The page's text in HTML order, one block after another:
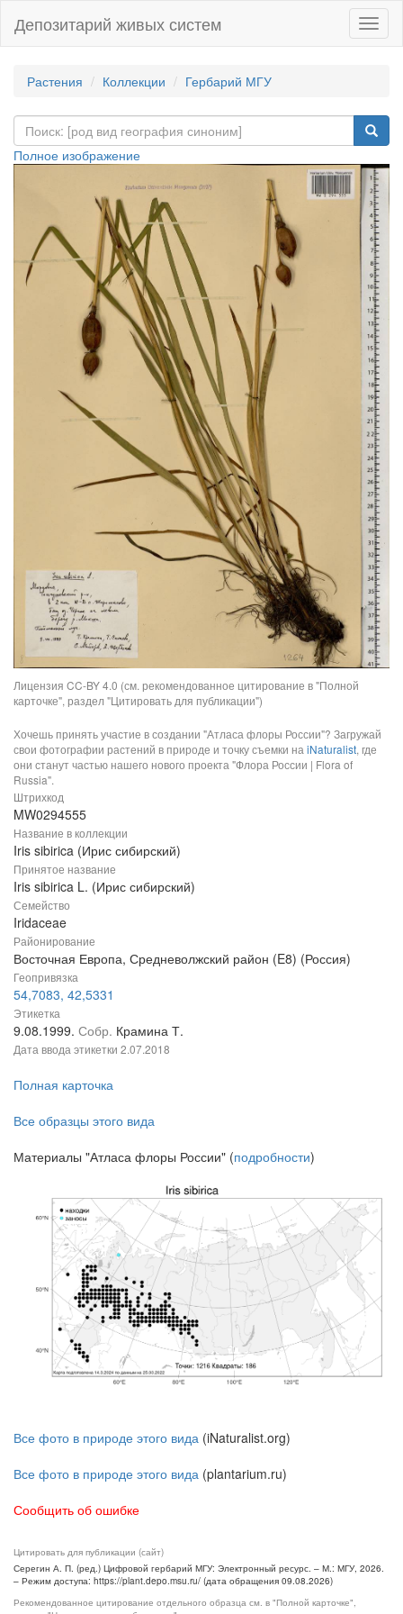
Депозитарий живых систем
Растения Коллекции Гербарий МГУ
Полное изображение
Лицензия CC-BY 4.0 (см. рекомендованное цитирование в "Полной
карточке", раздел "Цитировать для публикации")
Хочешь принять участие в создании "Атласа флоры России"? Загружай
свои фотографии растений в природе и точку съемки на iNaturalist, где
они станут частью нашего нового проекта "Флора России | Flora of
Russia".
Штрихкод
MW0294555
Название в коллекции
Iris sibirica (Ирис сибирский)
Принятое название
Iris sibirica L. (Ирис сибирский)
Семейство
Iridaceae
Районирование
Восточная Европа, Средневолжский район (E8) (Россия)
Геопривязка
54,7083, 42,5331
Этикетка
9.08.1999. Собр. Крамина Т.
Дата ввода этикетки 2.07.2018
Полная карточка
Все образцы этого вида
Материалы "Атласа флоры России" (подробности)
Все фото в природе этого вида (iNaturalist.org)
Все фото в природе этого вида (plantarium.ru)
Сообщить об ошибке
Цитировать для публикации (сайт)
Серегин А. П. (ред.) Цифровой гербарий МГУ: Электронный ресурс. – М.: МГУ, 2026.
– Режим доступа: https://plant.depo.msu.ru/ (дата обращения 09.08.2026)
Рекомендованное цитирование отдельного образца см. в "Полной карточке",